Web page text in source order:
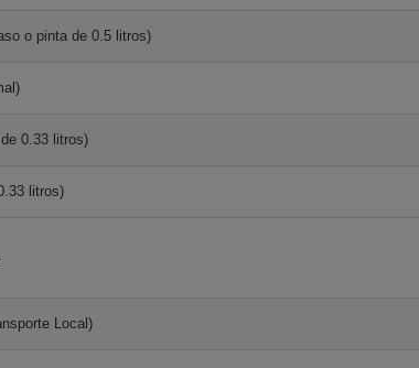
o pinta de 0.5 litros)
0.33 litros)
litros)
Local)